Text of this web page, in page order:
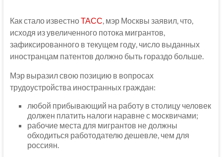
Как стало известноТАСС, мэр Москвы заявил, что,
исходя из увеличенного потока мигрантов,
зафиксированного в текущем году, число выданных
иностранцам патентов должно быть гораздо больше.
Мэр выразил свою позицию в вопросах
трудоустройства иностранных граждан:
любой прибывающий на работу в столицу человек
должен платить налоги наравне с москвичами;
рабочие места для мигрантов не должны
обходиться работодателю дешевле, чем для
россиян.